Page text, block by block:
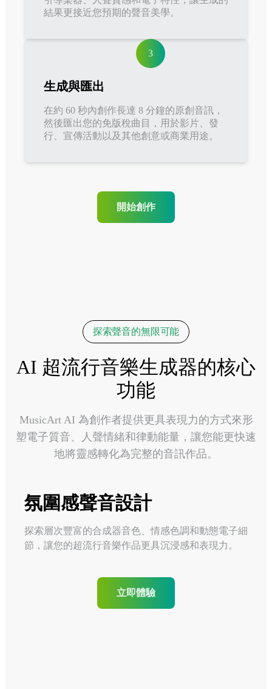
結果更接近您預期的聲音美學。
3
生成與匯出
在約 60 秒內創作長達 8 分鐘的原創音訊，
然後匯出您的免版稅曲目，用於影片、發
行、宣傳活動以及其他創意或商業用途。
開始創作
探索聲音的無限可能
AI 超流行音樂生成器的核心
功能
MusicArt AI 為創作者提供更具表現力的方式來形
塑電子質音、人聲情緒和律動能量，讓您能更快速
地將靈感轉化為完整的音訊作品。
氛圍感聲音設計
探索層次豐富的合成器音色、情感色調和動態電子細
節，讓您的超流行音樂作品更具沉浸感和表現力。
立即體驗